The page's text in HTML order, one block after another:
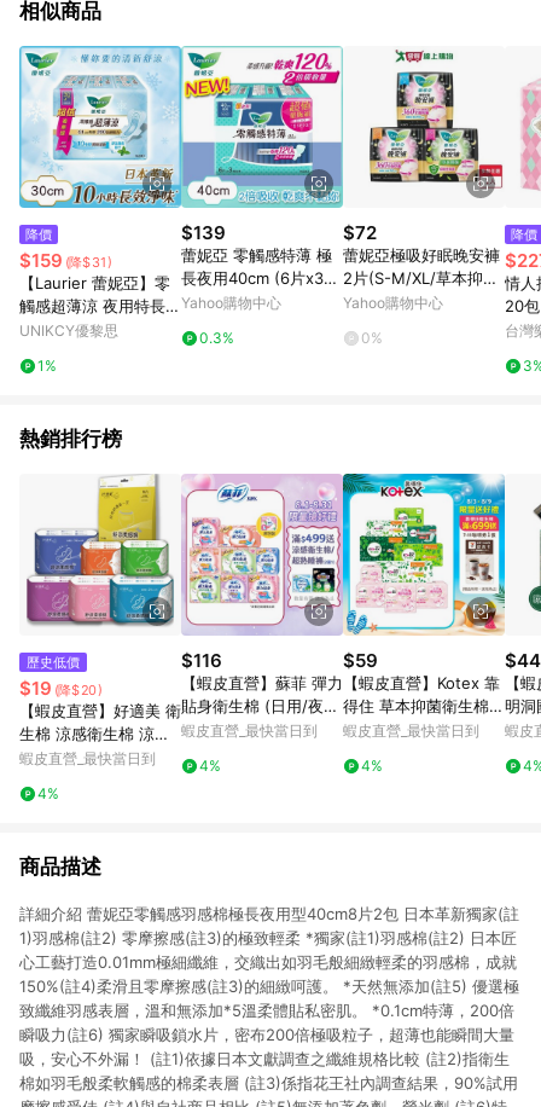
台灣樂天市場，並在同一瀏覽器於24小時內結帳，才享有 LINE
市場 45 天內完成訂單出貨及結帳，則不符合贈點資格。 (4) 如
使用APP、或中途瀏覽比價網、回饋網、Google等其他網頁、或
由網頁版(電腦版/手機版網頁)切換為App都將會造成追蹤中斷而
無法進行 LINE POINTS 回饋。 (5) LINE 購物為購物資訊整合性
平台，商品資料更新會有時間差，如顯示之商品規格、顏色、價
位、贈品與台灣樂天市場銷售網頁不符，以銷售網頁標示為準。
(6) 導購訂單已逾 365 天，根據台灣樂天回饋規定，逾期訂單將
點數回饋或點數回饋有爭議，台灣樂天市場保有更改條款與法律
追訴之權利，活動詳情以樂天市場網站公告為準。
相似商品
降價
$159 (降$31)
【Laurier 蕾妮亞】零
觸感超薄涼 夜用特長型
（30cm）6片x3包 (新
UNIKCY優黎思
1%
$139
蕾妮亞 零觸感特薄 極
長夜用40cm (6片x3
包/組)
Yahoo購物中心
0.3%
$72
蕾妮亞極吸好眠晚安褲
2片(S-M/XL/草本抑菌
M-L)【愛買】
Yahoo購物中心
0%
降價
情人
20
台灣
熱銷排行榜
歷史低價
$19 (降$20)
【蝦皮直營】好適美 衛
生棉 涼感衛生棉 涼感
護墊 日用 量少型護墊
衛生巾 安睡褲 褲型 透
蝦皮直營_最快當日到
4%
$116
【蝦皮直營】蘇菲 彈力
貼身衛生棉 (日用/夜
用) 超薄 輕薄 衛生棉
蝦皮直營_最快當日到
4%
$59
【蝦皮直營】Kotex 靠
得住 草本抑菌衛生棉/
草本抑菌加強版/好菌P
乾爽新升級
蝦皮直營_最快當日到
4%
$44
【
明洞
生棉
夜
蝦皮
商品描述
詳細介紹 蕾妮亞零觸感羽感棉極長夜用型40cm8片2包 日本革新獨家(註
1)羽感棉(註2) 零摩擦感(註3)的極致輕柔 *獨家(註1)羽感棉(註2) 日本匠
心工藝打造0.01mm極細纖維，交織出如羽毛般細緻輕柔的羽感棉，成就
150%(註4)柔滑且零摩擦感(註3)的細緻呵護。 *天然無添加(註5) 優選極
致纖維羽感表層，溫和無添加*5溫柔體貼私密肌。 *0.1cm特薄，200倍
瞬吸力(註6) 獨家瞬吸鎖水片，密布200倍極吸粒子，超薄也能瞬間大量
吸，安心不外漏！ (註1)依據日本文獻調查之纖維規格比較 (註2)指衛生
棉如羽毛般柔軟觸感的棉柔表層 (註3)係指花王社內調查結果，90%試用